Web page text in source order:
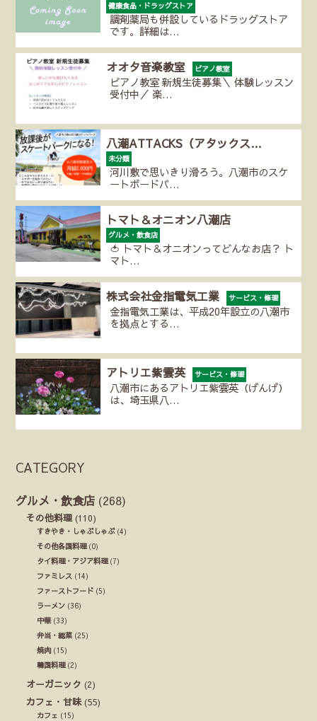
健康食品・ドラッグストア
調剤薬局も併設しているドラッグストア
です。詳細は…
オオタ音楽教室 ピアノ教室
ピアノ教室 新規生徒募集＼ 体験レッスン
受付中／ 楽…
八潮ATTACKS（アタックス…
未分類
河川敷で思いきり滑ろう。八潮市のスケ
ートボードパ…
トマト＆オニオン八潮店
グルメ・飲食店
🍅 トマト＆オニオンってどんなお店？ ト
マト…
株式会社金指電気工業 サービス・修理
金指電気工業は、平成20年設立の八潮市
を拠点とする…
アトリエ紫雲英 サービス・修理
八潮市にあるアトリエ紫雲英（げんげ）
は、埼玉県八…
CATEGORY
グルメ・飲食店 (268)
その他料理 (110)
すきやき・しゃぶしゃぶ(4)
その他各国料理(0)
タイ料理・アジア料理(7)
ファミレス (14)
ファーストフード (5)
ラーメン (36)
中華(33)
弁当・総菜 (25)
焼肉 (15)
韓国料理(2)
オーガニック (2)
カフェ・甘味(55)
カフェ (15)